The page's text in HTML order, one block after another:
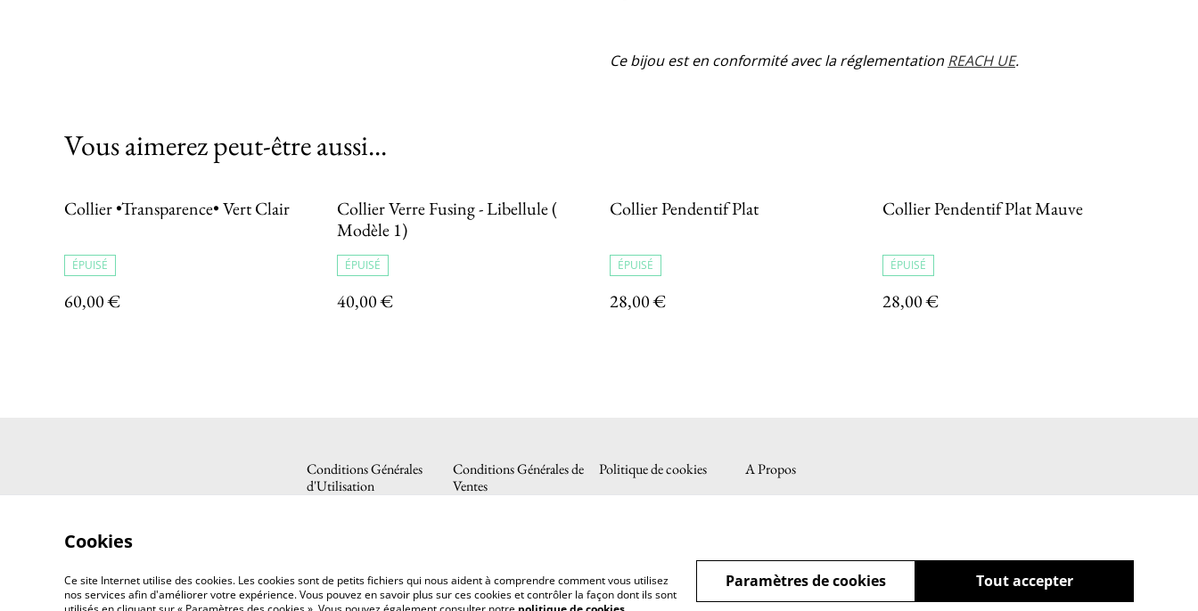
Ce bijou est en conformité avec la réglementation REACH UE.
Vous aimerez peut-être aussi...
Collier •Transparence• Vert Clair
ÉPUISÉ
60,00 €
Collier Verre Fusing - Libellule (
Modèle 1)
ÉPUISÉ
40,00 €
Collier Pendentif Plat
ÉPUISÉ
28,00 €
Collier Pendentif Plat Mauve
ÉPUISÉ
28,00 €
Conditions Générales
d'Utilisation
Conditions Générales de
Ventes
Politique de cookies A Propos
Cookies
Ce site Internet utilise des cookies. Les cookies sont de petits fichiers qui nous aident à comprendre comment vous utilisez
nos services afin d'améliorer votre expérience. Vous pouvez en savoir plus sur ces cookies et contrôler la façon dont ils sont
Tout accepter
Paramètres de cookies